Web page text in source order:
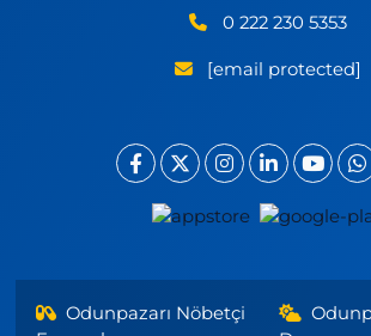
0 222 230 5353
[email protected]
Odunpazarı Nöbetçi